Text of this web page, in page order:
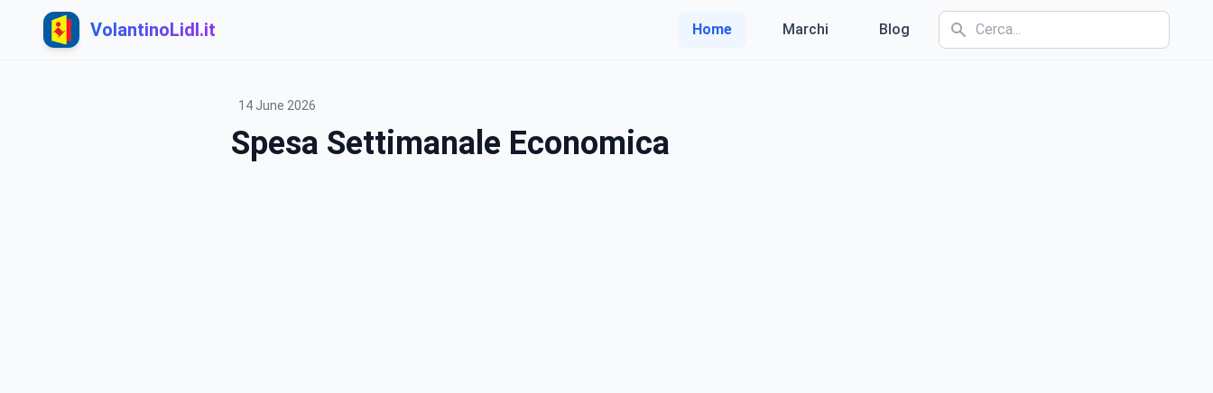
VolantinoLidl.it Home Marchi Blog
14 June 2026
Spesa Settimanale Economica